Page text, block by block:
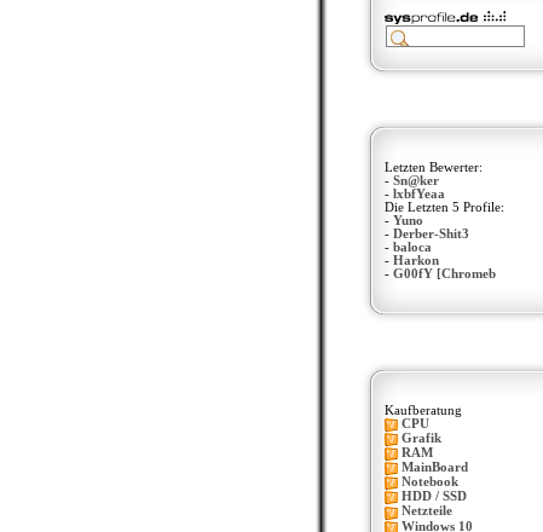
Letzten Bewerter:
- Sn@ker
- lxbfYeaa
Die Letzten 5 Profile:
- Yuno
- Derber-Shit3
- baloca
- Harkon
- G00fY [Chromeb
Kaufberatung
CPU
Grafik
RAM
MainBoard
Notebook
HDD / SSD
Netzteile
Windows 10